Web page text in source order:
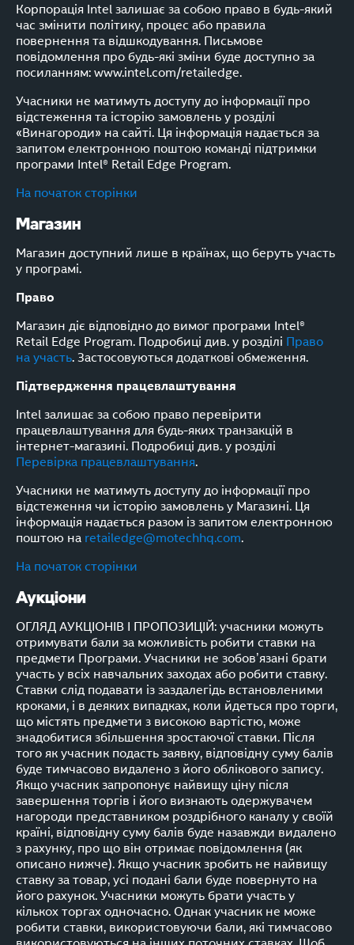
Корпорація Intel залишає за собою право в будь-який
час змінити політику, процес або правила
повернення та відшкодування. Письмове
повідомлення про будь-які зміни буде доступно за
посиланням: www.intel.com/retailedge.
Учасники не матимуть доступу до інформації про
відстеження та історію замовлень у розділі
«Винагороди» на сайті. Ця інформація надається за
запитом електронною поштою команді підтримки
програми Intel® Retail Edge Program.
На початок сторінки
Магазин
Магазин доступний лише в країнах, що беруть участь
у програмі.
Право
Магазин діє відповідно до вимог програми Intel®
Retail Edge Program. Подробиці див. у розділі Право
на участь. Застосовуються додаткові обмеження.
Підтвердження працевлаштування
Intel залишає за собою право перевірити
працевлаштування для будь-яких транзакцій в
інтернет-магазині. Подробиці див. у розділі
Перевірка працевлаштування.
Учасники не матимуть доступу до інформації про
відстеження чи історію замовлень у Магазині. Ця
інформація надається разом із запитом електронною
поштою на retailedge@motechhq.com.
На початок сторінки
Аукціони
ОГЛЯД АУКЦІОНІВ І ПРОПОЗИЦІЙ: учасники можуть
отримувати бали за можливість робити ставки на
предмети Програми. Учасники не зобов’язані брати
участь у всіх навчальних заходах або робити ставку.
Ставки слід подавати із заздалегідь встановленими
кроками, і в деяких випадках, коли йдеться про торги,
що містять предмети з високою вартістю, може
знадобитися збільшення зростаючої ставки. Після
того як учасник подасть заявку, відповідну суму балів
буде тимчасово видалено з його облікового запису.
Якщо учасник запропонує найвищу ціну після
завершення торгів і його визнають одержувачем
нагороди представником роздрібного каналу у своїй
країні, відповідну суму балів буде назавжди видалено
з рахунку, про що він отримає повідомлення (як
описано нижче). Якщо учасник зробить не найвищу
ставку за товар, усі подані бали буде повернуто на
його рахунок. Учасники можуть брати участь у
кількох торгах одночасно. Однак учасник не може
робити ставки, використовуючи бали, які тимчасово